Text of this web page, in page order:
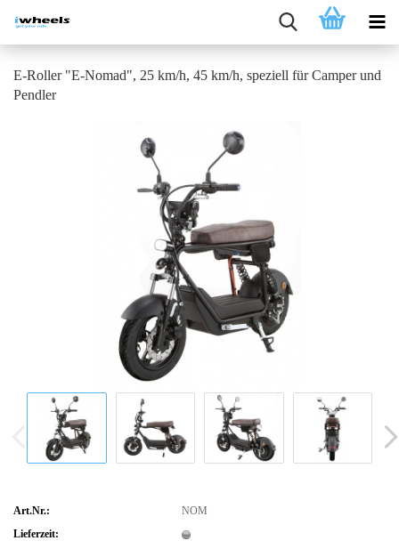
E-Roller "E-Nomad", 25 km/h, 45 km/h, speziell für Camper und
Pendler
Art.Nr.:
NOM
Lieferzeit: